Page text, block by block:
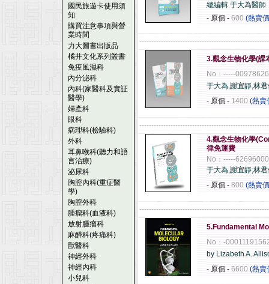
國民旅遊卡使用須
知
購買注意事項與營
業時間
力大圖書出版品
橘井文化系列叢書
免疫風濕科
內分泌科
內科(家醫科及實証
醫學)
婦產科
眼科
病理科(檢驗科)
外科
耳鼻喉科(聽力和語
言治療)
泌尿科
胸腔內科(重症醫
學)
胸腔外科
腫瘤科(血液科)
放射腫瘤科
麻醉科(疼痛科)
獸醫科
神經外科
神經內科
小兒科
總編輯 于大為醫師
- 原價 - 600 (熱賣
3.觀念生物化學(課
No：-----
于大為,謝宜靜,林
- 原價 - 1400 (熱賣
4.觀念生物化學
律免運費
No：-----
于大為,謝宜靜,林
- 原價 - 800 (熱賣
5.Fundamental
No：-
by Lizabeth A.
- 原價 - 6600 (熱賣